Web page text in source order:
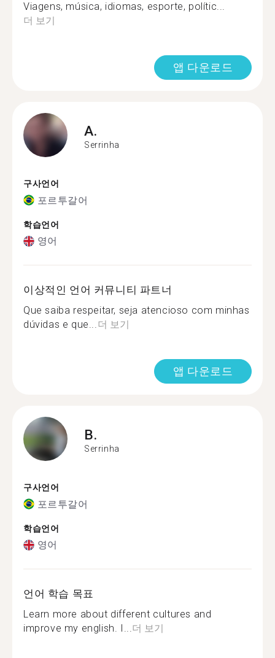
Viagens, música, idiomas, esporte, polític...
더 보기
앱 다운로드
A.
Serrinha
구사언어
포르투갈어
학습언어
영어
이상적인 언어 커뮤니티 파트너
Que saiba respeitar, seja atencioso com minhas
dúvidas e que...더 보기
앱 다운로드
B.
Serrinha
구사언어
포르투갈어
학습언어
영어
언어 학습 목표
Learn more about different cultures and
improve my english. I...더 보기